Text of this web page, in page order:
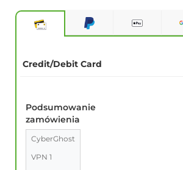
Credit/Debit Card
Podsumowanie
zamówienia
CyberGhost
VPN 1